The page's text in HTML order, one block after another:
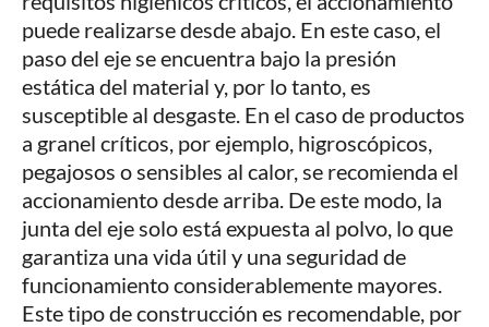
puede realizarse desde abajo. En este caso, el
paso del eje se encuentra bajo la presión
estática del material y, por lo tanto, es
susceptible al desgaste. En el caso de productos
a granel críticos, por ejemplo, higroscópicos,
pegajosos o sensibles al calor, se recomienda el
accionamiento desde arriba. De este modo, la
junta del eje solo está expuesta al polvo, lo que
garantiza una vida útil y una seguridad de
funcionamiento considerablemente mayores.
Este tipo de construcción es recomendable, por